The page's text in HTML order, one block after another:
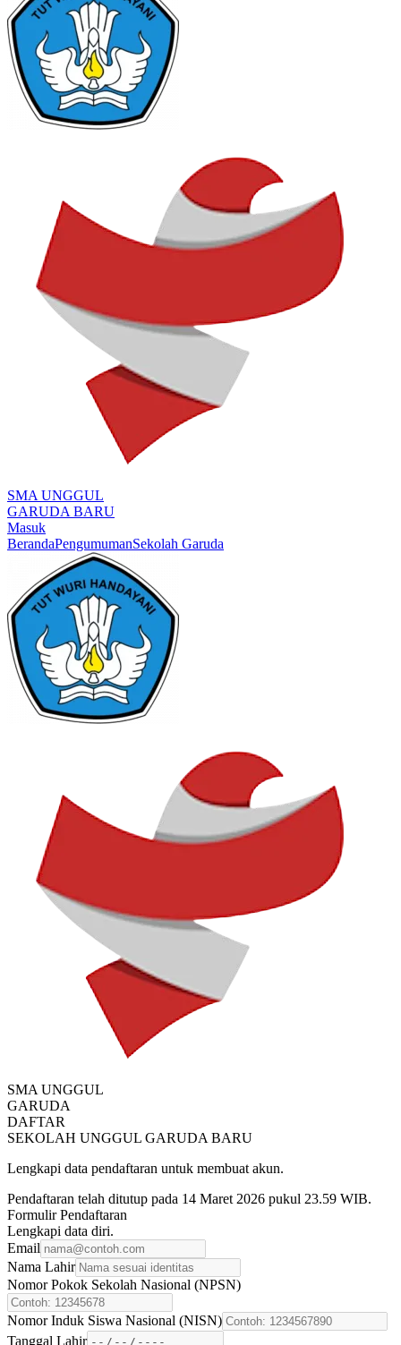
SMA UNGGUL
GARUDA BARU
Masuk
BerandaPengumumanSekolah Garuda
SMA UNGGUL
GARUDA
DAFTAR
SEKOLAH UNGGUL GARUDA BARU
Lengkapi data pendaftaran untuk membuat akun.
Pendaftaran telah ditutup pada 14 Maret 2026 pukul 23.59 WIB.
Formulir Pendaftaran
Lengkapi data diri.
Email
Nama Lahir
Nomor Pokok Sekolah Nasional (NPSN)
Nomor Induk Siswa Nasional (NISN)
Tanggal Lahir